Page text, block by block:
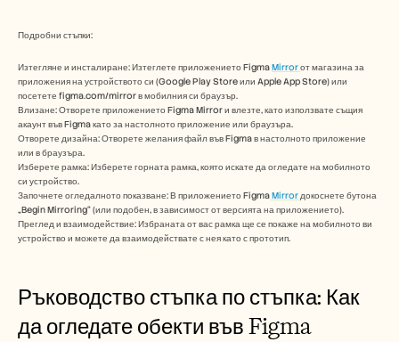
Подробни стъпки:
Изтегляне и инсталиране: Изтеглете приложението Figma Mirror от магазина за
приложения на устройството си (Google Play Store или Apple App Store) или
посетете figma.com/mirror в мобилния си браузър.
Влизане: Отворете приложението Figma Mirror и влезте, като използвате същия
акаунт във Figma като за настолното приложение или браузъра.
Отворете дизайна: Отворете желания файл във Figma в настолното приложение
или в браузъра.
Изберете рамка: Изберете горната рамка, която искате да огледате на мобилното
си устройство.
Започнете огледалното показване: В приложението Figma Mirror докоснете бутона
„Begin Mirroring“ (или подобен, в зависимост от версията на приложението).
Преглед и взаимодействие: Избраната от вас рамка ще се покаже на мобилното ви
устройство и можете да взаимодействате с нея като с прототип.
Ръководство стъпка по стъпка: Как
да огледате обекти във Figma
Център за помощ
Съобщение
ПРИЛОЖЕНИЯ
Управление на промяната
Подготовка за продажби
Предпродажби
Маркетинг на продукта
Успех на клиента
Обучение
Вижте още примери за употреба